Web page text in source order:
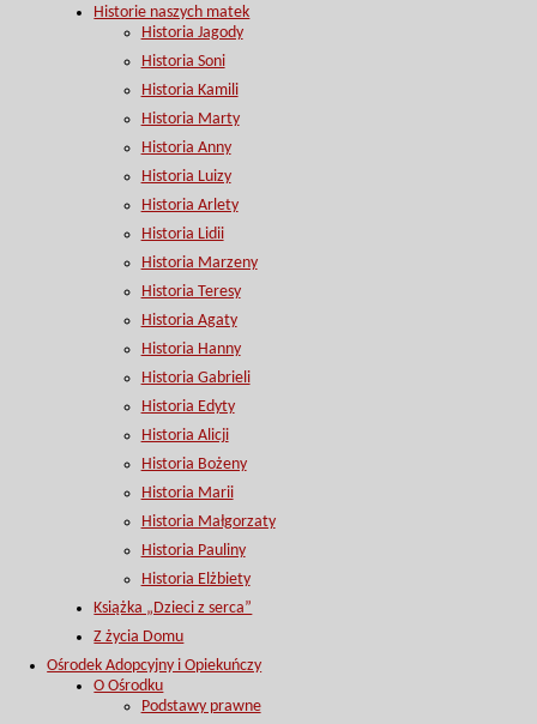
Historie naszych matek
Historia Jagody
Historia Soni
Historia Kamili
Historia Marty
Historia Anny
Historia Luizy
Historia Arlety
Historia Lidii
Historia Marzeny
Historia Teresy
Historia Agaty
Historia Hanny
Historia Gabrieli
Historia Edyty
Historia Alicji
Historia Bożeny
Historia Marii
Historia Małgorzaty
Historia Pauliny
Historia Elżbiety
Książka „Dzieci z serca”
Z życia Domu
Ośrodek Adopcyjny i Opiekuńczy
O Ośrodku
Podstawy prawne